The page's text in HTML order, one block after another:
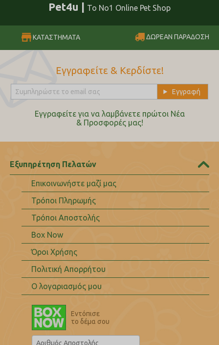
Pet4u | Το No1 Online Pet Shop
ΚΑΤΑΣΤΗΜΑΤΑ ΔΩΡΕΑΝ ΠΑΡΑΔΟΣΗ
Εγγραφείτε & Κερδίστε!
Εγγραφείτε για να λαμβάνετε πρώτοι Nέα
& Προσφορές μας!
Εξυπηρέτηση Πελατών
Επικοινωνήστε μαζί μας
Τρόποι Πληρωμής
Τρόποι Αποστολής
Box Now
Όροι Χρήσης
Πολιτική Απορρήτου
Ο λογαριασμός μου
Εντόπισε
το δέμα σου